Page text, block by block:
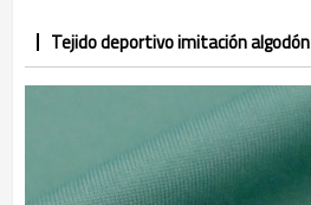
Tejido deportivo imitación algodón